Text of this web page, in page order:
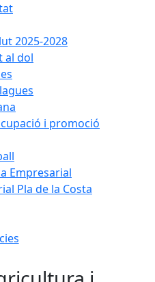
2025-2028
al dol
i promoció
Empresarial
Pla de la Costa